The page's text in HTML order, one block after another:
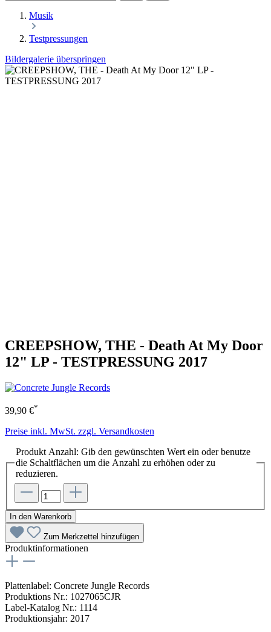
Musik
Testpressungen
Bildergalerie überspringen
CREEPSHOW, THE - Death At My Door
12" LP - TESTPRESSUNG 2017
39,90 €*
Preise inkl. MwSt. zzgl. Versandkosten
Produkt Anzahl: Gib den gewünschten Wert ein oder benutze
die Schaltflächen um die Anzahl zu erhöhen oder zu
reduzieren.
In den Warenkorb
Zum Merkzettel hinzufügen
Produktinformationen
Plattenlabel: Concrete Jungle Records
Produktions Nr.: 1027065CJR
Label-Katalog Nr.: 1114
Produktionsjahr: 2017